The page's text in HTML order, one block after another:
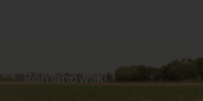
Romanowski